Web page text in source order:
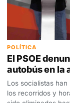
POLÍTICA
El PSOE
autobús en la
Los socialistas
los recorridos y